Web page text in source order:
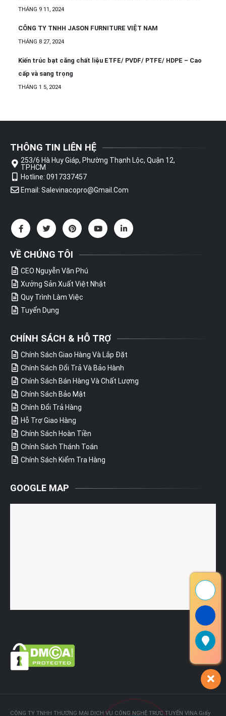
THÁNG 9 11, 2024
CÔNG TY TNHH JASON FURNITURE VIỆT NAM
THÁNG 8 27, 2024
Kiến trúc bạt căng chất liệu ETFE/ PVDF/ PTFE/ HDPE – Cao
cấp và sang trọng
THÁNG 1 5, 2024
THÔNG TIN LIÊN HỆ
253/6 Hà Huy Giáp, Phường Thạnh Lộc, Quận 12,
TP.HCM
Hotline: 0917337457
Email: Salevinacopro@gmail.com
VỀ CHÚNG TÔI
CEO Nguyễn Văn Phú
Xưởng Sản Xuất Việt Nhật
Quy Trình Làm Việc
Tuyển Dụng
CHÍNH SÁCH & HỖ TRỢ
Chính Sách Giao Hàng Và Lắp Đặt
Chính Sách Đổi Trả Và Bảo Hành
Chính Sách Bán Hàng Và Chất Lượng
Chính Sách Bảo Mật
Chính Đổi Trả Hàng
Hỗ Trợ Giao Hàng
Chính Sách Hoàn Tiền
Chính Sách Thánh Toán
Chính Sách Kiểm Tra Hàng
GOOGLE MAP
CÔNG TY TNHH THƯƠNG MẠI DỊCH VỤ CÔNG NGHỆ TRỰC TUYẾN VINA Giấy